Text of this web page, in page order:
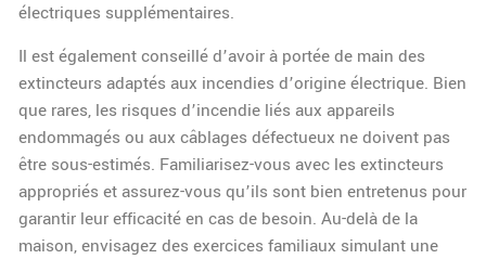
électriques supplémentaires.
Il est également conseillé d’avoir à portée de main des
extincteurs adaptés aux incendies d’origine électrique. Bien
que rares, les risques d’incendie liés aux appareils
endommagés ou aux câblages défectueux ne doivent pas
être sous-estimés. Familiarisez-vous avec les extincteurs
appropriés et assurez-vous qu’ils sont bien entretenus pour
garantir leur efficacité en cas de besoin. Au-delà de la
maison, envisagez des exercices familiaux simulant une